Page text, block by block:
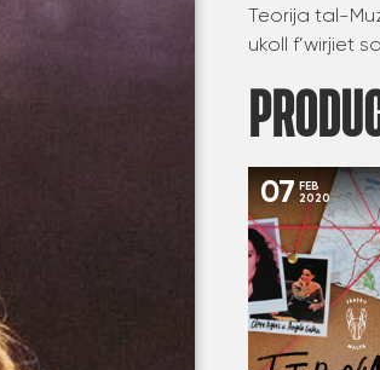
Teorija tal-
ukoll f’wirjiet
07
FEB
2020